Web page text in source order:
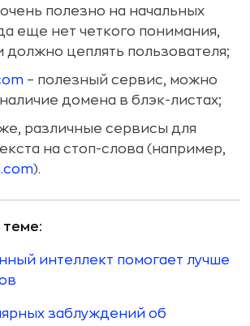
полезно на начальных
еще нет четкого понимания,
должно цеплять пользователя;
– полезный сервис, можно
домена в блэк-листах;
различные сервисы для
на стоп-слова (например,
).
интеллект помогает лучше
заблуждений об